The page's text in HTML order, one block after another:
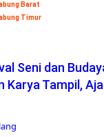
Barat
Timur
Seni dan
Karya Tampil,